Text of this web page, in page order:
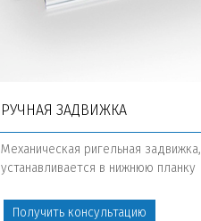
РУЧНАЯ ЗАДВИЖКА
Механическая ригельная задвижка,
устанавливается в нижнюю планку
Получить консультацию